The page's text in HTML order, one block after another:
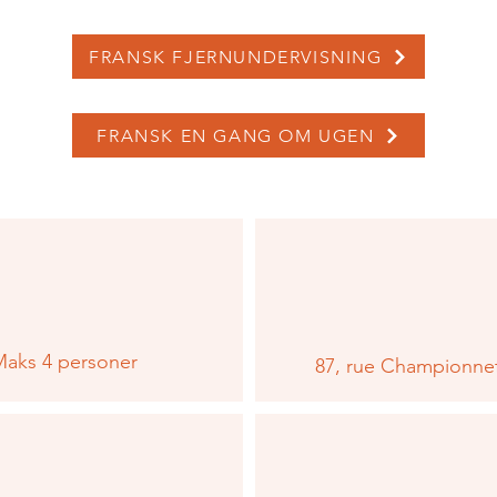
FRANSK FJERNUNDERVISNING
FRANSK EN GANG OM UGEN
4 personer 87, rue